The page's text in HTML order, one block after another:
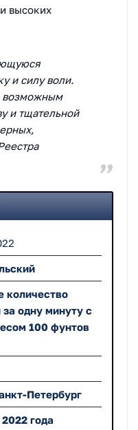
высоких
и силу воли.
возможным
и тщательной
количество
одну минуту с
100 фунтов
Петербург
года